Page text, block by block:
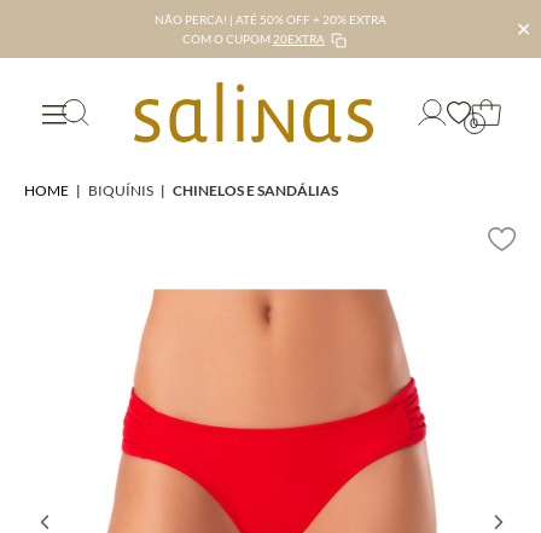
NÃO PERCA! | ATÉ 50% OFF + 20% EXTRA
COM O CUPOM 20EXTRA ✕
0
HOME | BIQUÍNIS | CHINELOS E SANDÁLIAS